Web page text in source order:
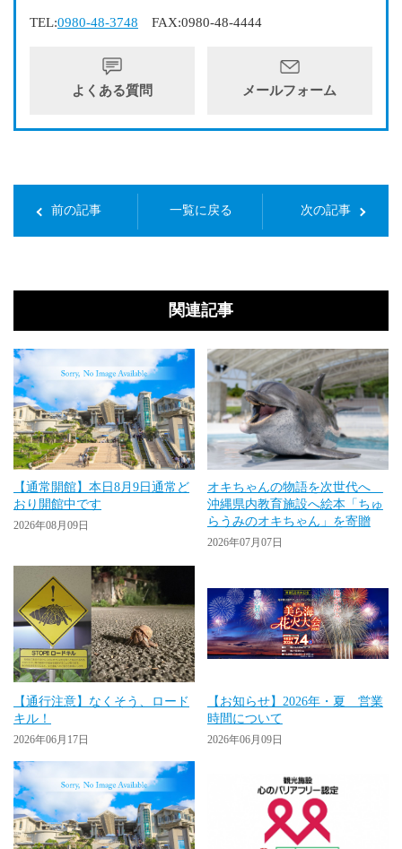
TEL:0980-48-3748 FAX:0980-48-4444
よくある質問 メールフォーム
前の記事 一覧に戻る 次の記事
関連記事
【通常開館】本日8月9日通常ど
おり開館中です
2026年08月09日
オキちゃんの物語を次世代へ
沖縄県内教育施設へ絵本「ちゅ
らうみのオキちゃん」を寄贈
2026年07月07日
【通行注意】なくそう、ロード
キル！
2026年06月17日
【お知らせ】2026年・夏 営業
時間について
2026年06月09日